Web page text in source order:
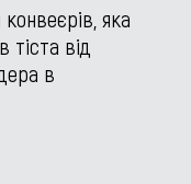
яка
тіста від
в